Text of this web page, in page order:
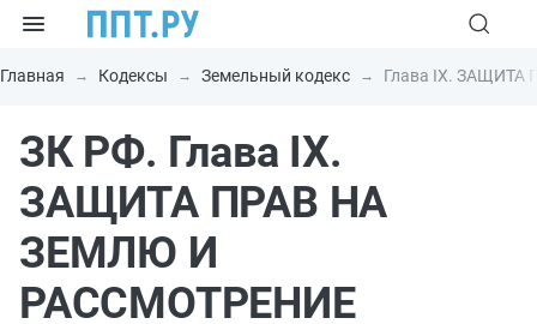
Главная Кодексы Земельный кодекс Глава IX.
ЗК РФ. Глава IX.
ЗАЩИТА ПРАВ НА
ЗЕМЛЮ И
РАССМОТРЕНИЕ